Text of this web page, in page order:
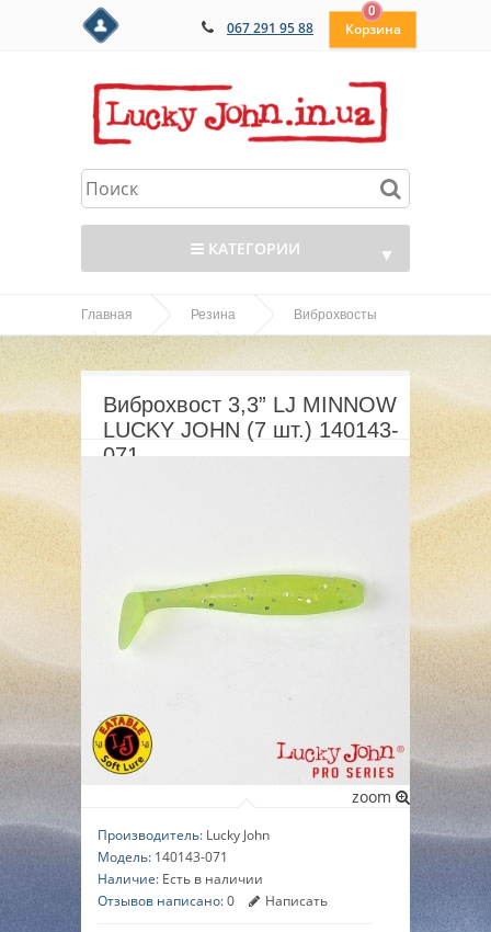
067 291 95 88
0
КАТЕГОРИИ ▼
▼
▼
▼
Главная Резина Виброхвосты
LJ Minnow Виброхвост 3,3” LJ
MINNOW LUCKY JOHN (7 шт.) 140143-071
Виброхвост 3,3” LJ MINNOW
LUCKY JOHN (7 шт.) 140143-
071
zoom
Производитель: Lucky John
Модель: 140143-071
Наличие: Есть в наличии
Отзывов написано:0 Написать